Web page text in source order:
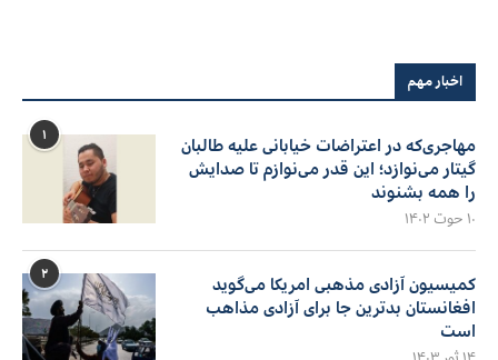
اخبار مهم
۱
مهاجری‌که در اعتراضات خیابانی علیه طالبان
گیتار می‌نوازد؛ این قدر می‌نوازم تا صدایش
را همه بشنوند
۱۰ حوت ۱۴۰۲
۲
کمیسیون آزادی مذهبی امریکا می‌گوید
افغانستان بدترین جا برای آزادی مذاهب
است